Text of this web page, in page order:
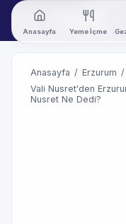
Anasayfa Yeme İçme
Anasayfa / Erzurum /
Vali Nusret'den
Nusret Ne Dedi?